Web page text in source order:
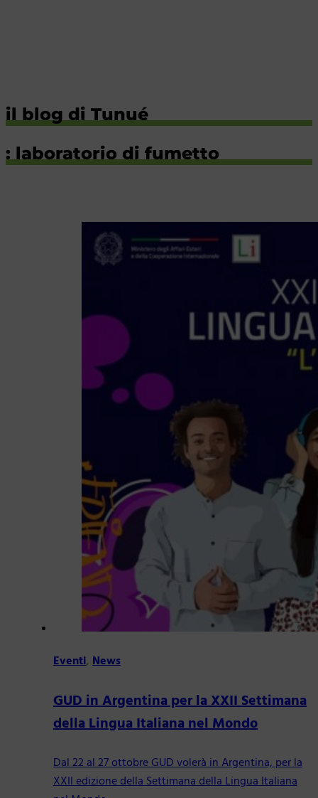
il blog di Tunué
: laboratorio di fumetto
Eventi,News
GUD in Argentina per la XXII Settimana
della Lingua Italiana nel Mondo
Dal 22 al 27 ottobre GUD volerà in Argentina, per la
XXII edizione della Settimana della Lingua Italiana